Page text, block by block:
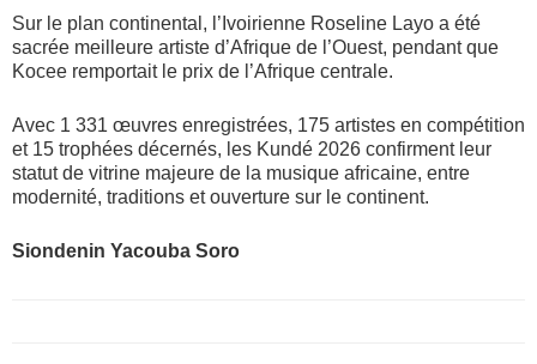
Sur le plan continental, l’Ivoirienne Roseline Layo a été
sacrée meilleure artiste d’Afrique de l’Ouest, pendant que
Kocee remportait le prix de l’Afrique centrale.
Avec 1 331 œuvres enregistrées, 175 artistes en compétition
et 15 trophées décernés, les Kundé 2026 confirment leur
statut de vitrine majeure de la musique africaine, entre
modernité, traditions et ouverture sur le continent.
Siondenin Yacouba Soro